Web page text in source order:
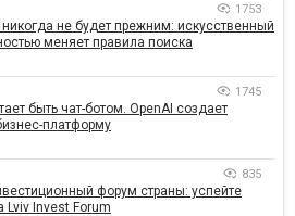
1753
не будет прежним: искусственный
меняет правила поиска
1745
быть чат-ботом. OpenAI создает
платформу
835
форум страны: успейте
Lviv Invest Forum